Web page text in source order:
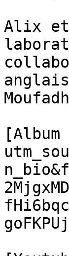
Alix et